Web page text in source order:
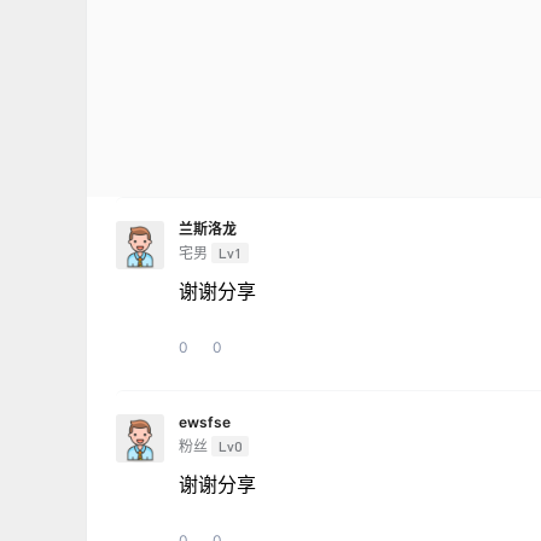
兰斯洛龙
宅男
Lv1
谢谢分享
0 0
ewsfse
粉丝
Lv0
谢谢分享